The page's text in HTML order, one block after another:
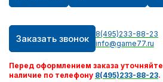
Заказать звонок
8(495)233-88-23
info@game77.ru
Перед оформлением заказа уточняйте
наличие по телефону 8(495)233-88-23.